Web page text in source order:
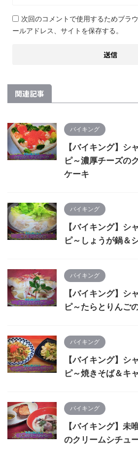
次回のコメントで使用するためブラ
ールアドレス、サイトを保存する。
関連記事
バイキング
【バイキング】シ
ピ～濃厚チーズの
ケーキ
バイキング
【バイキング】シ
ピ～しょうが鍋＆
バイキング
【バイキング】シ
ピ～たらとりんご
バイキング
【バイキング】シ
ピ～焼きそば＆キ
バイキング
【バイキング】未
のクリームシチュ